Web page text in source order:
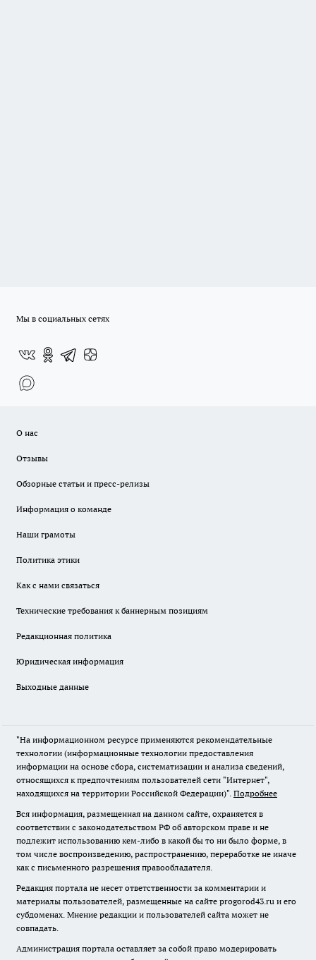
Мы в социальных сетях
О нас
Отзывы
Обзорные статьи и пресс-релизы
Информация о команде
Наши грамоты
Политика этики
Как с нами связаться
Технические требования к баннерным позициям
Редакционная политика
Юридическая информация
Выходные данные
"На информационном ресурсе применяются рекомендательные
технологии (информационные технологии предоставления
информации на основе сбора, систематизации и анализа сведений,
относящихся к предпочтениям пользователей сети "Интернет",
находящихся на территории Российской Федерации)". Подробнее
Вся информация, размещенная на данном сайте, охраняется в
соответствии с законодательством РФ об авторском праве и не
подлежит использованию кем-либо в какой бы то ни было форме, в
том числе воспроизведению, распространению, переработке не иначе
как с письменного разрешения правообладателя.
Редакция портала не несет ответственности за комментарии и
материалы пользователей, размещенные на сайте progorod43.ru и его
субдоменах. Мнение редакции и пользователей сайта может не
совпадать.
Администрация портала оставляет за собой право модерировать